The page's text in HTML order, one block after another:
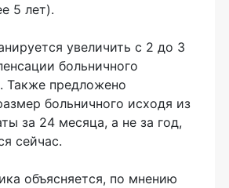
5 лет).
увеличить с 2 до 3
больничного
Также предложено
больничного исходя из
за 24 месяца, а не за год,
сейчас.
объясняется, по мнению